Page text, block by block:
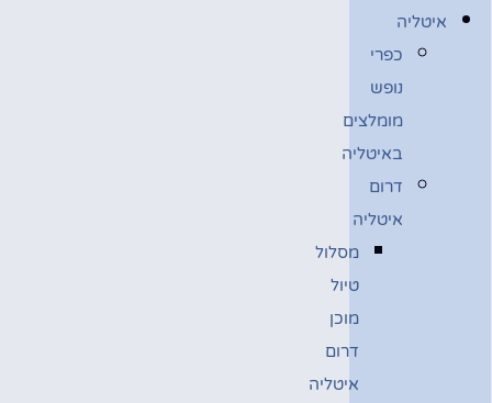
איטליה
כפרי
נופש
מומלצים
באיטליה
דרום
איטליה
מסלול
טיול
מוכן
דרום
איטליה